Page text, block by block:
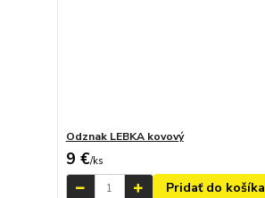
Odznak LEBKA kovový
9 €/ks
Pridať do košíka